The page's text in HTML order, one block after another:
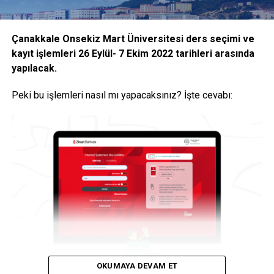
YÖK Başkanı Erol Özvar’ın açıklamalarına göre alınan
kararlar şu şekilde:
“Halihazırda uygulanmakta olan uzaktan öğretim ile birlikte
isteyen öğrencilere devam şartı aranmaksızın sınıflarda
yüz yüze eğitim verilebilmesine,
öğretim ile hem de yüz yüze verilebilmesine ilişkin
kararları ilgili kurullarında alarak gerekli düzenlemeleri
Yürürlükte olan “Yükseköğretim Kurumlarında Uzaktan
Öğretime İlişkin Usul ve Esaslar”ın 6 ncı maddesinde yer
verilen bir yarıyıldaki derslerin AKTS kredilerine göre en
Çanakkale Onsekiz Mart Üniversitesi ders seçimi ve
kayıt işlemleri 26 Eylül- 7 Ekim 2022 tarihleri arasında
yapılacak.
Peki bu işlemleri nasıl mı yapacaksınız? İşte cevabı:
OKUMAYA DEVAM ET